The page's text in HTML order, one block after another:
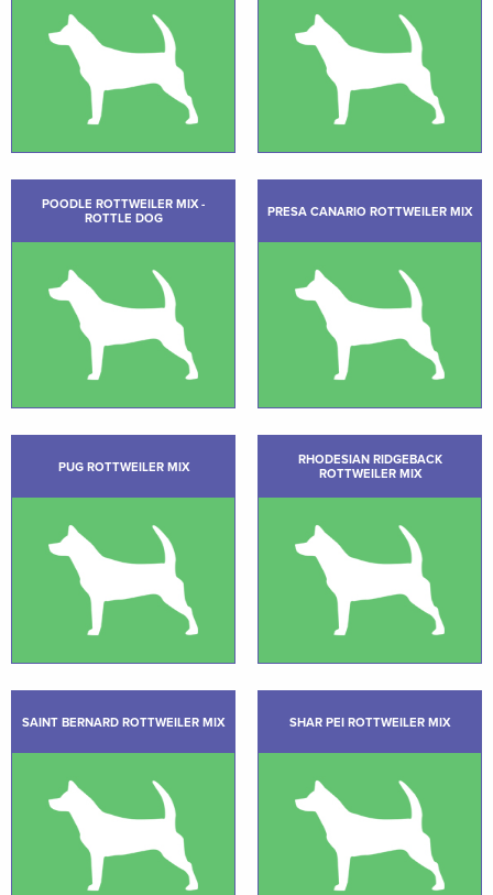
POODLE ROTTWEILER MIX -
ROTTLE DOG
PRESA CANARIO ROTTWEILER MIX
PUG ROTTWEILER MIX
RHODESIAN RIDGEBACK
ROTTWEILER MIX
SAINT BERNARD ROTTWEILER MIX SHAR PEI ROTTWEILER MIX